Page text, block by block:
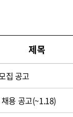
제목
집 공고
용 공고(~1.18)